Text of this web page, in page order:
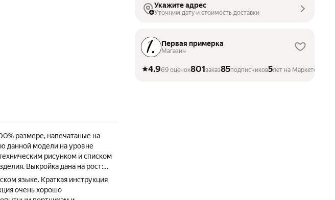
Укажите адрес
Уточним дату и стоимость доставки
Первая примерка
Магазин
4.969 оценок801заказ85подписчиков5лет на Маркете
размере, напечатаные на
данной модели на уровне
рисунком и списком
Выкройка дана на рост:
языке. Краткая инструкция
очень хорошо